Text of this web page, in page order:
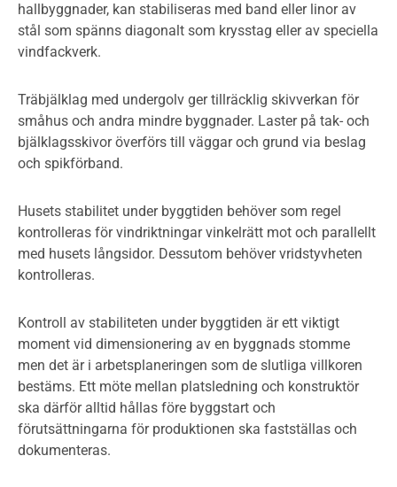
hallbyggnader, kan stabiliseras med band eller linor av
stål som spänns diagonalt som krysstag eller av speciella
vindfackverk.
Träbjälklag med undergolv ger tillräcklig skivverkan för
småhus och andra mindre byggnader. Laster på tak- och
bjälklagsskivor överförs till väggar och grund via beslag
och spikförband.
Husets stabilitet under byggtiden behöver som regel
kontrolleras för vindriktningar vinkelrätt mot och parallellt
med husets långsidor. Dessutom behöver vridstyvheten
kontrolleras.
Kontroll av stabiliteten under byggtiden är ett viktigt
moment vid dimensionering av en byggnads stomme
men det är i arbetsplaneringen som de slutliga villkoren
bestäms. Ett möte mellan platsledning och konstruktör
ska därför alltid hållas före byggstart och
förutsättningarna för produktionen ska fastställas och
dokumenteras.